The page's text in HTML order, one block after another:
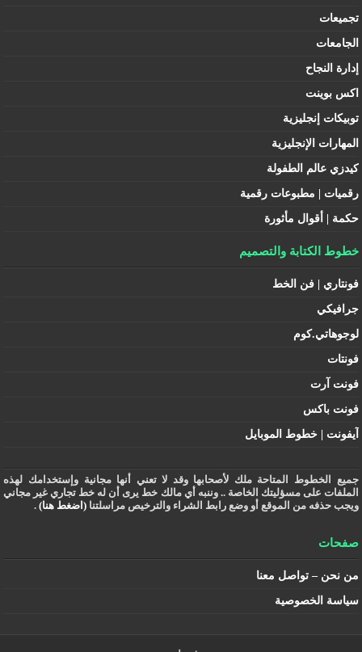
تجميعات
الجامعات
إدارة النجاح
اكس بوينت
توبيكات إنجليزية
المهارات الإنجليزية
كيدزي عالم الطفولة
رقميات | مطبوعات رقمية
حكمة | أقوال مأثورة
خطوط الكتابة والتصميم
فونتاري | فن الخط
جرافيكي
لوجوهاتي.كوم
فونتات
فونت آرت
فونت باكس
آيفونت | خطوط الموبايل
جميع الخطوط المتاحة ملك لأصحابها وقد لا تعني أنها مجانية وإستخدامك لهذه
الملفات على مسؤليتك الخاصة .. وننبه أي مالك خط يرى أن له خط تجاري غير مجاني
ويجب حذفه من الموقع أو وضع رابط الشراء والترخيص مراسلتنا(اضغط هنا) .
صفحات
من نحن – تواصل معنا
سياسة الخصوصية